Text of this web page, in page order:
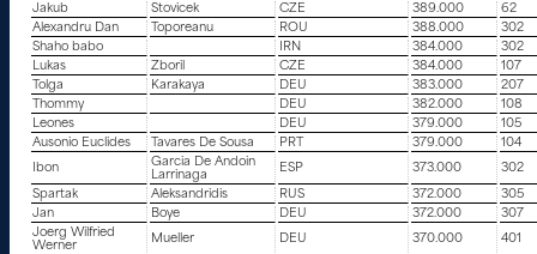
Jakub
Stovicek CZE 389.000
62
Alexandru Dan
Toporeanu ROU 388.000
302
Shaho babo
IRN 384.000
302
Lukas
Zboril CZE 384.000
107
Tolga
Karakaya DEU 383.000
207
Thommy
DEU 382.000
108
Leones
DEU 379.000
105
Ausonio Euclides
Tavares De Sousa PRT 379.000
104
Ibon
Garcia De Andoin
Larrinaga
ESP 373.000
302
Spartak
Aleksandridis RUS 372.000
305
Jan
Boye DEU 372.000
307
Joerg Wilfried
Werner
Mueller DEU 370.000
401